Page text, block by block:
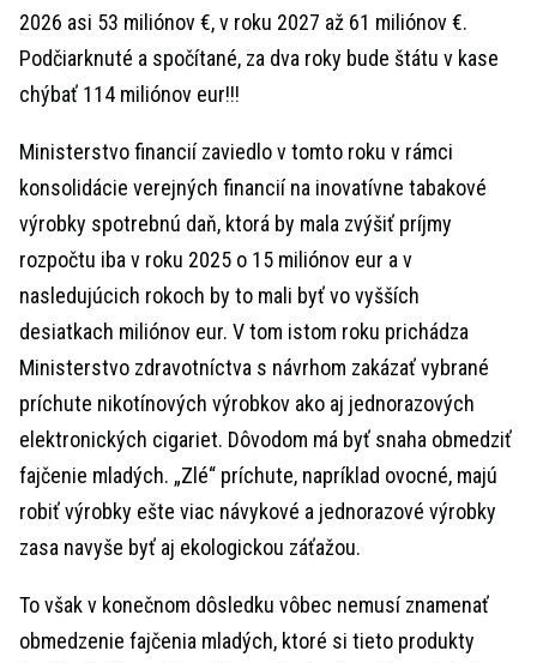
2026 asi 53 miliónov €, v roku 2027 až 61 miliónov €.
Podčiarknuté a spočítané, za dva roky bude štátu v kase
chýbať 114 miliónov eur!!!
Ministerstvo financií zaviedlo v tomto roku v rámci
konsolidácie verejných financií na inovatívne tabakové
výrobky spotrebnú daň, ktorá by mala zvýšiť príjmy
rozpočtu iba v roku 2025 o 15 miliónov eur a v
nasledujúcich rokoch by to mali byť vo vyšších
desiatkach miliónov eur. V tom istom roku prichádza
Ministerstvo zdravotníctva s návrhom zakázať vybrané
príchute nikotínových výrobkov ako aj jednorazových
elektronických cigariet. Dôvodom má byť snaha obmedziť
fajčenie mladých. „Zlé“ príchute, napríklad ovocné, majú
robiť výrobky ešte viac návykové a jednorazové výrobky
zasa navyše byť aj ekologickou záťažou.
To však v konečnom dôsledku vôbec nemusí znamenať
obmedzenie fajčenia mladých, ktoré si tieto produkty